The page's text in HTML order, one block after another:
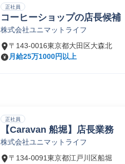
正社員
コーヒーショップの店長候補
株式会社ユニマットライフ
〒143-0016東京都大田区大森北
月給25万1000円以上
正社員
【Caravan 船堀】店長業務
株式会社ユニマットライフ
〒134-0091東京都江戸川区船堀